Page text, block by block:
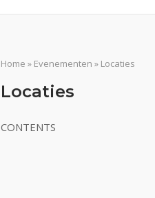
Home » Evenementen » Locaties
Locaties
CONTENTS